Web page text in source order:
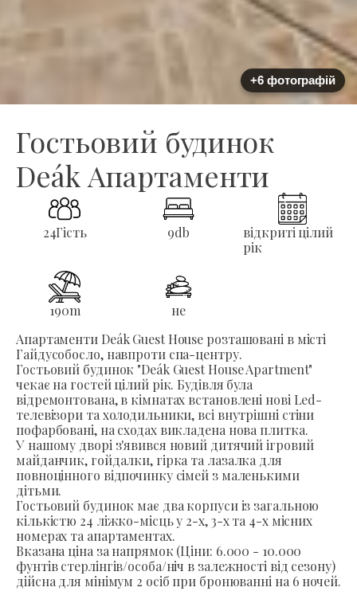
+6 фотографій
Гостьовий будинок
Deák Апартаменти
24Гість 9db
відкриті цілий
рік
190m
не
Апартаменти Deák Guest House розташовані в місті
Гайдусобосло, навпроти спа-центру.
Гостьовий будинок "Deák Guest House Apartment"
чекає на гостей цілий рік. Будівля була
відремонтована, в кімнатах встановлені нові Led-
телевізори та холодильники, всі внутрішні стіни
пофарбовані, на сходах викладена нова плитка.
У нашому дворі з'явився новий дитячий ігровий
майданчик, гойдалки, гірка та лазалка для
повноцінного відпочинку сімей з маленькими
дітьми.
Гостьовий будинок має два корпуси із загальною
кількістю 24 ліжко-місць у 2-х, 3-х та 4-х місних
номерах та апартаментах.
Вказана ціна за напрямок (Ціни: 6.000 - 10.000
фунтів стерлінгів/особа/ніч в залежності від сезону)
дійсна для мінімум 2 осіб при бронюванні на 6 ночей.